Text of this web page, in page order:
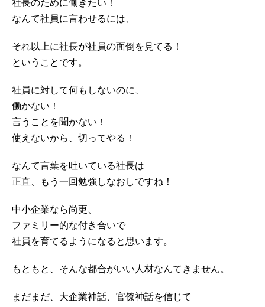
社長のために働きたい！
なんて社員に言わせるには、
それ以上に社長が社員の面倒を見てる！
ということです。
社員に対して何もしないのに、
働かない！
言うことを聞かない！
使えないから、切ってやる！
なんて言葉を吐いている社長は
正直、もう一回勉強しなおしですね！
中小企業なら尚更、
ファミリー的な付き合いで
社員を育てるようになると思います。
もともと、そんな都合がいい人材なんてきません。
まだまだ、大企業神話、官僚神話を信じて